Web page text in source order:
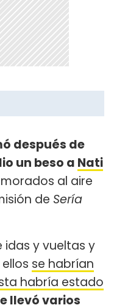
después de
un beso a Nati
al aire
de Sería
idas y vueltas y
se habrían
habría estado
llevó varios